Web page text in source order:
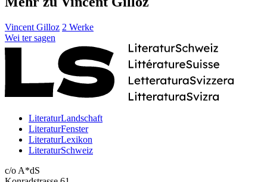
Vincent Gilloz 2 Werke
Wei ter sagen
LiteraturLandschaft
LiteraturFenster
LiteraturLexikon
LiteraturSchweiz
c/o A*dS